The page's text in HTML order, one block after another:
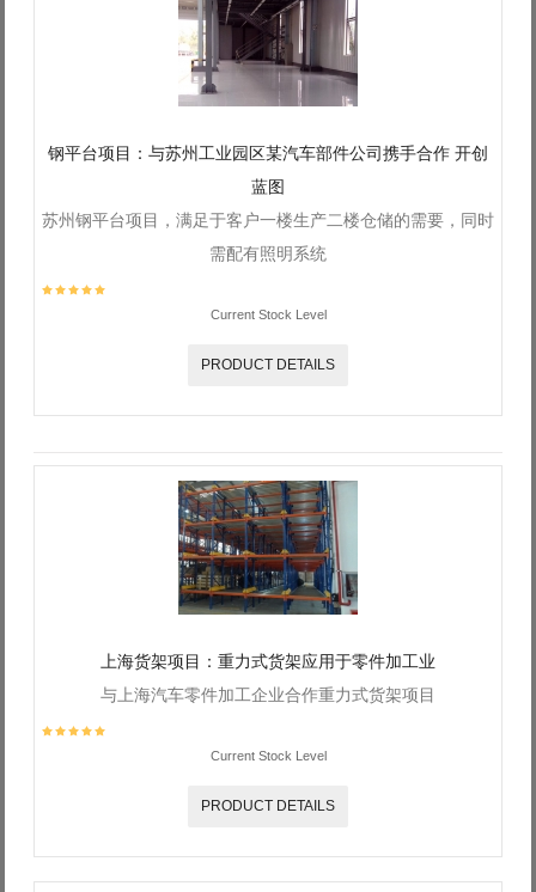
钢平台项目：与苏州工业园区某汽车部件公司携手合作 开创
蓝图
苏州钢平台项目，满足于客户一楼生产二楼仓储的需要，同时
需配有照明系统
Current Stock Level
PRODUCT DETAILS
上海货架项目：重力式货架应用于零件加工业
与上海汽车零件加工企业合作重力式货架项目
Current Stock Level
PRODUCT DETAILS